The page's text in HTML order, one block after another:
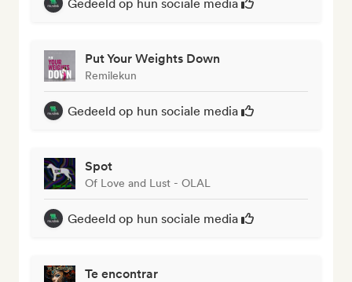
Gedeeld op hun sociale media
Put Your Weights Down
Remilekun
Gedeeld op hun sociale media
Spot
Of Love and Lust - OLAL
Gedeeld op hun sociale media
Te encontrar